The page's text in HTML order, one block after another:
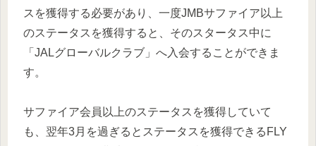
スを獲得する必要があり、一度JMBサファイア以上
のステータスを獲得すると、そのスタータス中に
「JALグローバルクラブ」へ入会することができま
す。
サファイア会員以上のステータスを獲得していて
も、翌年3月を過ぎるとステータスを獲得できるFLY